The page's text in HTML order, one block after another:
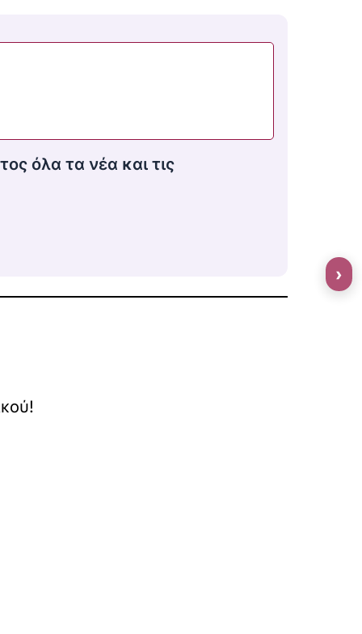
όλα τα νέα και τις
›